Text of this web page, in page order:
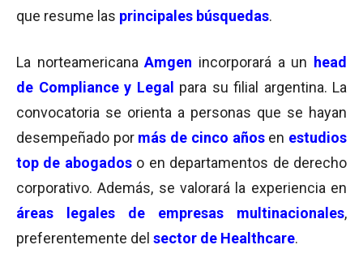
que resume las principales búsquedas.
La norteamericanaAmgen incorporará a un head
de Compliance y Legal
para su filial argentina. La
convocatoria se orienta a personas que se hayan
desempeñado por más de cinco añosen estudios
top de abogadoso en departamentos de derecho
corporativo. Además, se valorará la experiencia en
áreas legales de empresas multinacionales,
preferentemente del sector de Healthcare.